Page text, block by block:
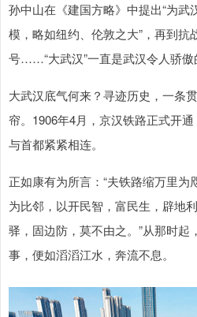
孙中山在《建国方略》中提出“为
模，略如纽约、伦敦之大”，再到抗
号……“大武汉”一直是武汉令人骄傲
大武汉底气何来？寻迹历史，一条
帘。1906年4月，京汉铁路正式开
与首都紧紧相连。
正如康有为所言：“夫铁路缩万里为
为比邻，以开民智，富民生，辟地
驿，固边防，莫不由之。”从那时起
事，便如滔滔江水，奔流不息。